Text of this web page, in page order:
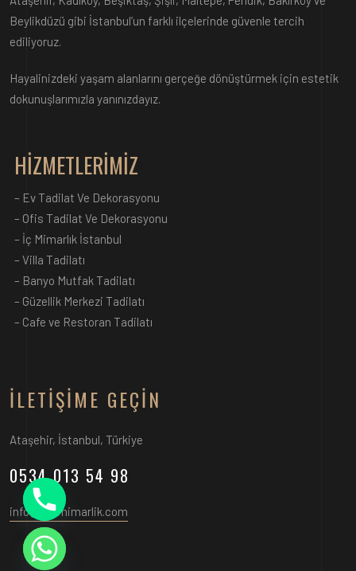
Beylikdüzü gibi İstanbul’un farklı ilçelerinde güvenle tercih
ediliyoruz.
Hayalinizdeki yaşam alanlarını gerçeğe dönüştürmek için estetik
dokunuşlarımızla yanınızdayız.
HİZMETLERİMİZ
– Ev Tadilat Ve Dekorasyonu
– Ofis Tadilat Ve Dekorasyonu
– İç Mimarlık İstanbul
– Villa Tadilatı
– Banyo Mutfak Tadilatı
– Güzellik Merkezi Tadilatı
– Cafe ve Restoran Tadilatı
İLETIŞIME GEÇIN
Ataşehir, İstanbul, Türkiye
0534 013 54 98
info@vielmimarlik.com